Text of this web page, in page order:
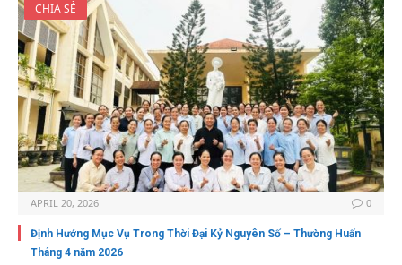
CHIA SẺ
APRIL 20, 2026 0
Định Hướng Mục Vụ Trong Thời Đại Kỷ Nguyên Số – Thường Huấn
Tháng 4 năm 2026